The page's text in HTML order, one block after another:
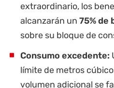
extraordinario, los
alcanzarán un 75% de
sobre su bloque de
Consumo excedente:
límite de metros
volumen adicional se